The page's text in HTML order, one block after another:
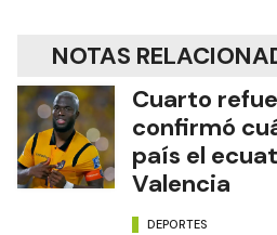
NOTAS
Cuarto
confirmó
país el
Valencia
DEPORTES